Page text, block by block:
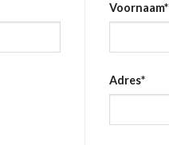
Voornaam*
Adres*